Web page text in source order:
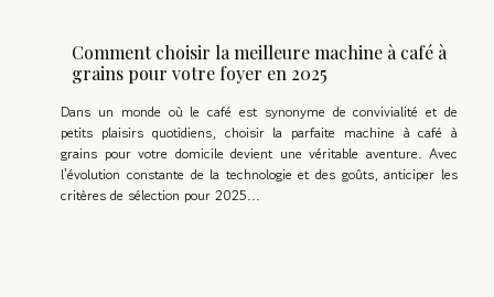
Comment choisir la meilleure machine à café à
grains pour votre foyer en 2025
Dans un monde où le café est synonyme de convivialité et de
petits plaisirs quotidiens, choisir la parfaite machine à café à
grains pour votre domicile devient une véritable aventure. Avec
l'évolution constante de la technologie et des goûts, anticiper les
critères de sélection pour 2025...